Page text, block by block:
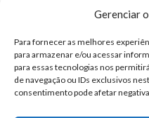
Gerenciar
Para fornecer as melhores
para armazenar e/ou acessar
para essas tecnologias nos
de navegação ou IDs exclusivos
consentimento pode afetar